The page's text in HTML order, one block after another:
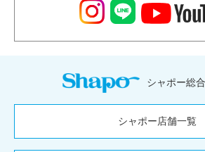
シャポー総
シャポー店舗一覧